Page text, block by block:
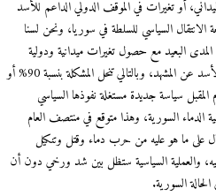
تغيرات في الموقف الدولي الداعم للأسد
السياسي للسلطة في سوريا، ونحن لسنا
البعيد مع حصول تغيرات ميدانية ودولية
بحيث يتفق الروس والأمريكان على إقصاء الأسد عن المشهد، وبالتالي تنحل المشكلة بنسبة 90% أو
سياسة جديدة مستغلة نفوذها السياسي
السورية، وهذا متوقع في منتصف العام
على ما هو عليه من حرب دماء وقتل وتنكيل
السياسية ستظل بين شد ورخي دون أن
السورية.